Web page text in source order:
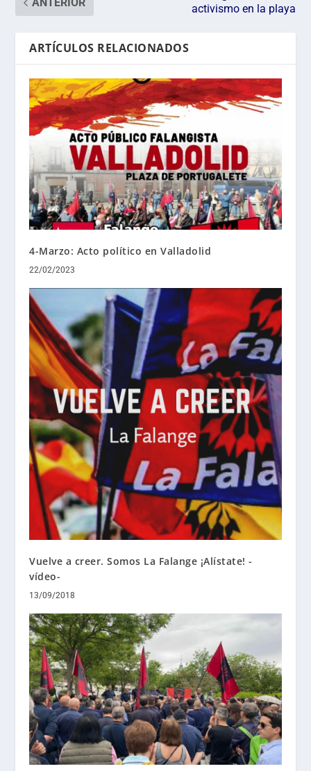
activismo en la playa
ARTÍCULOS RELACIONADOS
4-Marzo: Acto político en Valladolid
22/02/2023
Vuelve a creer. Somos La Falange ¡Alístate! -
vídeo-
13/09/2018